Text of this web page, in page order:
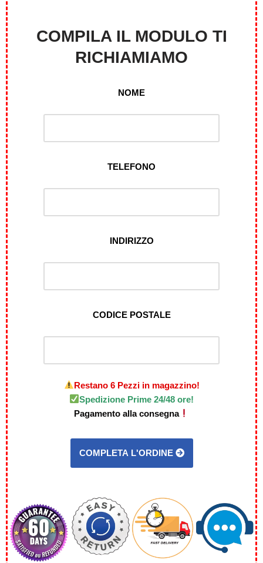
COMPILA IL MODULO TI
RICHIAMIAMO
NOME
TELEFONO
INDIRIZZO
CODICE POSTALE
Restano 6 Pezzi in magazzino!
Spedizione Prime 24/48 ore!
Pagamento alla consegna
COMPLETA L'ORDINE